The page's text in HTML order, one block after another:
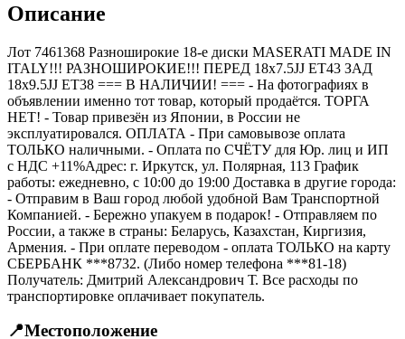
Описание
Лот 7461368 Разноширокие 18-е диски MASERATI MADE IN
ITALY!!! РАЗНОШИРОКИЕ!!! ПЕРЕД 18x7.5JJ ET43 ЗАД
18x9.5JJ ET38 === B НАЛИЧИИ! === - На фотографиях в
объявлении именно тот товар, который продаётся. ТОРГА
НЕТ! - Товар привезён из Японии, в России не
эксплуатировался. ОПЛАТА - При самовывозе оплата
ТОЛЬКО наличными. - Оплата по СЧЁТУ для Юр. лиц и ИП
с НДС +11%Адрес: г. Иркутск, ул. Полярная, 113 График
работы: ежедневно, с 10:00 до 19:00 Доставка в другие города:
- Отправим в Ваш город любой удобной Вам Транспортной
Компанией. - Бережно упакуем в подарок! - Отправляем по
России, а также в страны: Беларусь, Казахстан, Киргизия,
Армения. - При оплате переводом - оплата ТОЛЬКО на карту
СБЕРБАНК ***8732. (Либо номер телефона ***81-18)
Получатель: Дмитрий Александрович Т. Все расходы по
транспортировке оплачивает покупатель.
📍Местоположение